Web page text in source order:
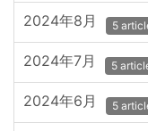
2024年8月 5
2024年7月 5
2024年6月 5